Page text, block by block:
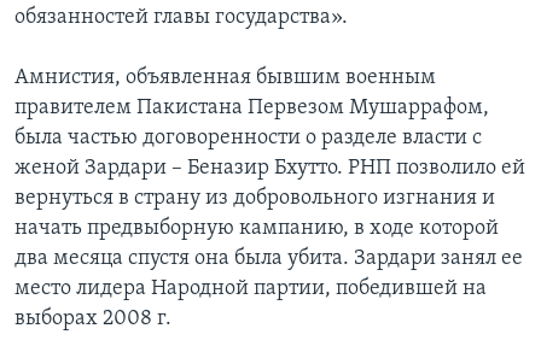
обязанностей главы государства».
Амнистия, объявленная бывшим военным
правителем Пакистана Первезом Мушаррафом,
была частью договоренности о разделе власти с
женой Зардари – Беназир Бхутто. РНП позволило ей
вернуться в страну из добровольного изгнания и
начать предвыборную кампанию, в ходе которой
два месяца спустя она была убита. Зардари занял ее
место лидера Народной партии, победившей на
выборах 2008 г.